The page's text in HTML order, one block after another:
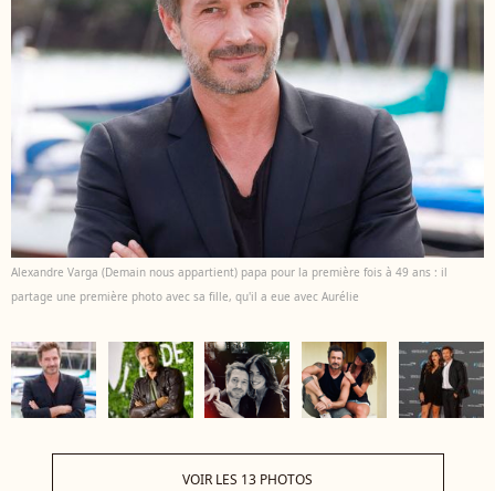
Alexandre Varga (Demain nous appartient) papa pour la première fois à 49 ans : il
partage une première photo avec sa fille, qu'il a eue avec Aurélie
VOIR LES 13 PHOTOS